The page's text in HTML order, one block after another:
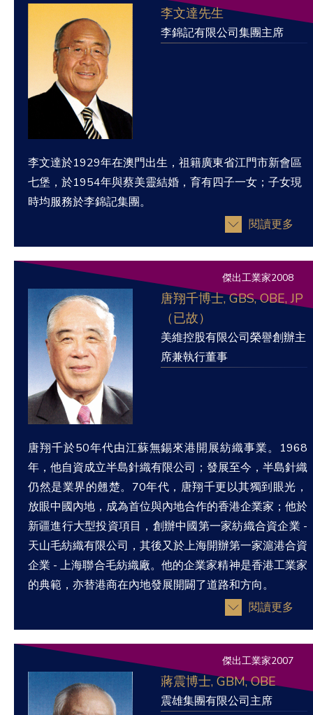
李文達先生
李錦記有限公司集團主席
李文達於1929年在澳門出生，祖籍廣東省江門市新會區
七堡，於1954年與蔡美靈結婚，育有四子一女；子女現
時均服務於李錦記集團。
閱讀更多
傑出工業家2008
唐翔千博士, GBS, OBE, JP
（已故）
美維控股有限公司榮譽創辦主
席兼執行董事
唐翔千於50年代由江蘇無錫來港開展紡織事業。1968
年，他自資成立半島針織有限公司；發展至今，半島針織
仍然是業界的翹楚。70年代，唐翔千更以其獨到眼光，
放眼中國內地，成為首位與內地合作的香港企業家；他於
新疆進行大型投資項目，創辦中國第一家紡織合資企業 -
天山毛紡織有限公司，其後又於上海開辦第一家滬港合資
企業 - 上海聯合毛紡織廠。他的企業家精神是香港工業家
的典範，亦替港商在內地發展開闢了道路和方向。
閱讀更多
傑出工業家2007
蔣震博士, GBM, OBE
震雄集團有限公司主席